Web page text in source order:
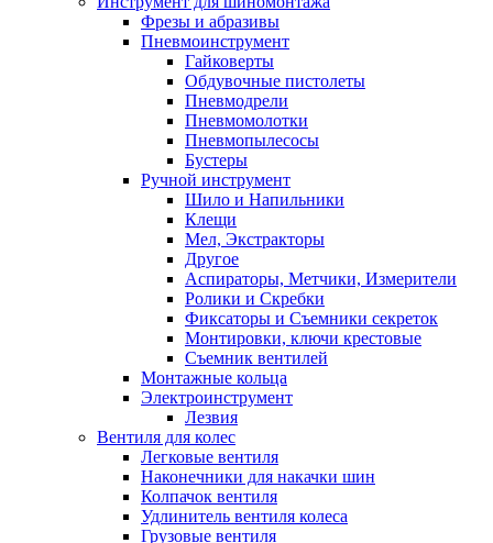
Фрезы и абразивы
Пневмоинструмент
Гайковерты
Обдувочные пистолеты
Пневмодрели
Пневмомолотки
Пневмопылесосы
Бустеры
Ручной инструмент
Шило и Напильники
Клещи
Мел, Экстракторы
Другое
Аспираторы, Метчики, Измерители
Ролики и Скребки
Фиксаторы и Съемники секреток
Монтировки, ключи крестовые
Съемник вентилей
Монтажные кольца
Электроинструмент
Лезвия
Вентиля для колес
Легковые вентиля
Наконечники для накачки шин
Колпачок вентиля
Удлинитель вентиля колеса
Грузовые вентиля